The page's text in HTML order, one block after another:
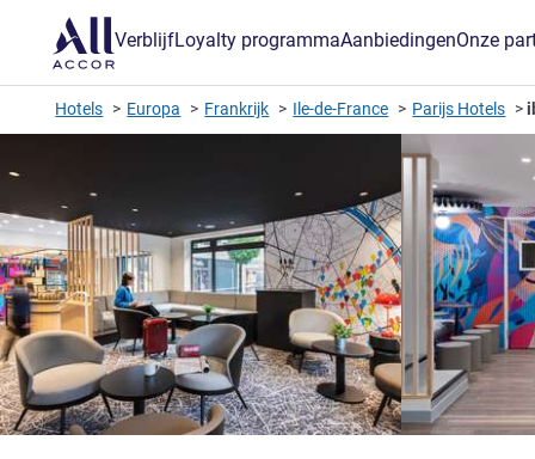
VerblijfLoyalty programmaAanbiedingenOnze
Hotels Europa Frankrijk Ile-de-France Parijs Hotels